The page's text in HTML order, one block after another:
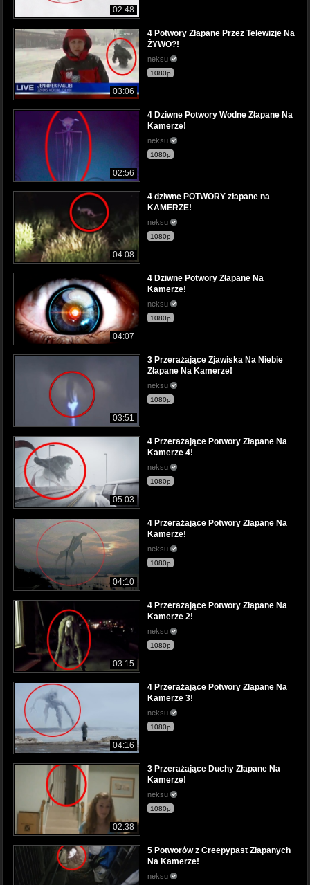
02:48
03:06
4 Potwory Złapane Przez Telewizje Na
ŻYWO?!
neksu
1080p
02:56
4 Dziwne Potwory Wodne Złapane Na
Kamerze!
neksu
1080p
04:08
4 dziwne POTWORY złapane na
KAMERZE!
neksu
1080p
04:07
4 Dziwne Potwory Złapane Na
Kamerze!
neksu
1080p
03:51
3 Przerażające Zjawiska Na Niebie
Złapane Na Kamerze!
neksu
1080p
05:03
4 Przerażające Potwory Złapane Na
Kamerze 4!
neksu
1080p
04:10
4 Przerażające Potwory Złapane Na
Kamerze!
neksu
1080p
03:15
4 Przerażające Potwory Złapane Na
Kamerze 2!
neksu
1080p
04:16
4 Przerażające Potwory Złapane Na
Kamerze 3!
neksu
1080p
02:38
3 Przerażające Duchy Złapane Na
Kamerze!
neksu
1080p
5 Potworów z Creepypast Złapanych
Na Kamerze!
neksu